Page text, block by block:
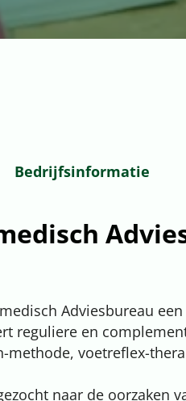
Bedrijfsinformatie
Adviesbureau
reguliere en
methode, voetreflex-
naar de oorzaken